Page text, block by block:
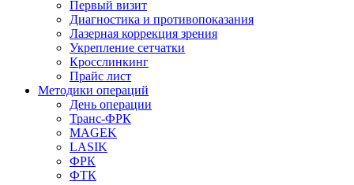
Первый визит
Диагностика и противопоказания
Лазерная коррекция зрения
Укрепление сетчатки
Кросслинкинг
Прайс лист
Методики операций
День операции
Транс-ФРК
MAGEK
LASIK
ФРК
ФТК